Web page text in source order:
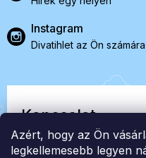
Azért, hogy az Ön
legkellemesebb legyen
Instagram
Divatihlet az Ön számára
Kapcsolat
EasyStock s.r.o.